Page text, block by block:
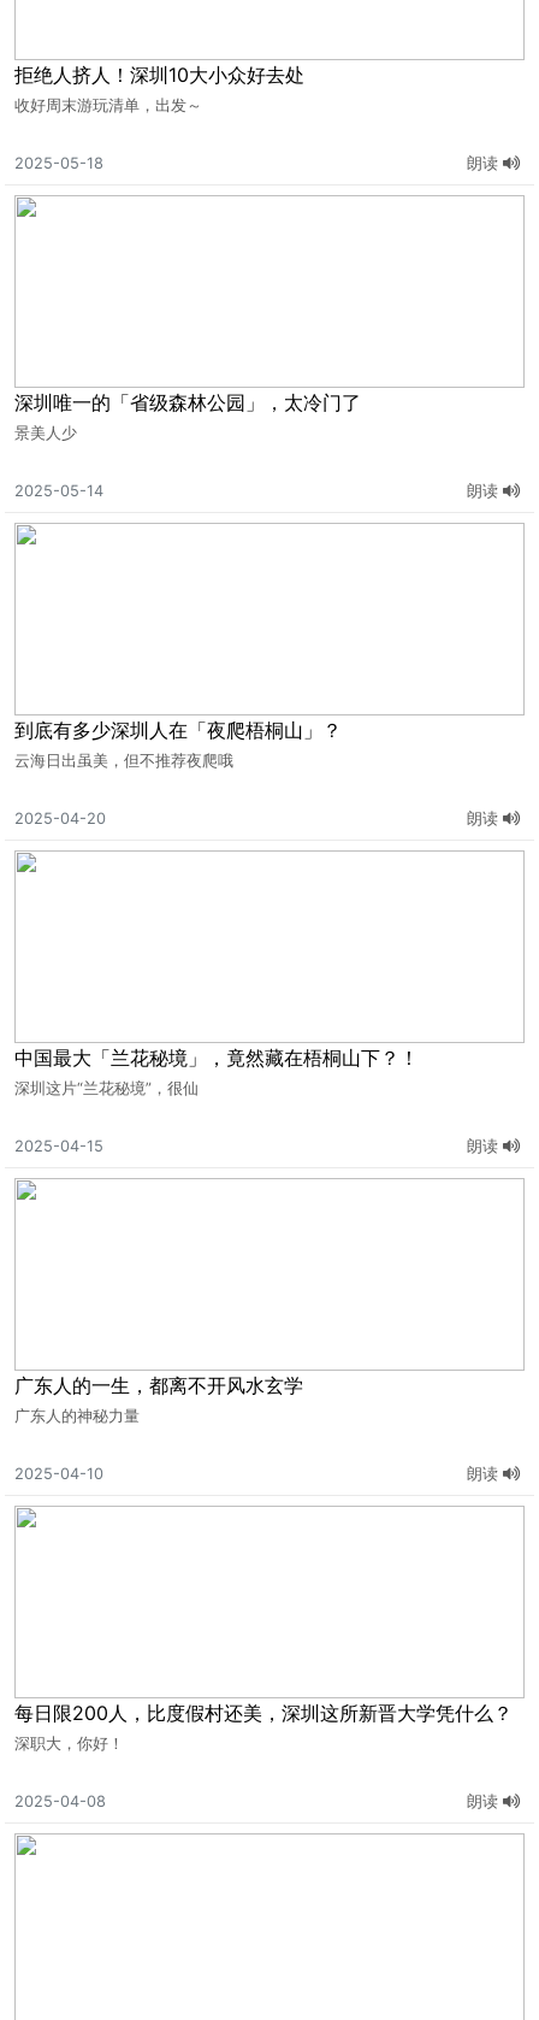
拒绝人挤人！深圳10大小众好去处
收好周末游玩清单，出发～
2025-05-18 朗读
深圳唯一的「省级森林公园」，太冷门了
景美人少
2025-05-14 朗读
到底有多少深圳人在「夜爬梧桐山」？
云海日出虽美，但不推荐夜爬哦
2025-04-20 朗读
中国最大「兰花秘境」，竟然藏在梧桐山下？！
深圳这片“兰花秘境”，很仙
2025-04-15 朗读
广东人的一生，都离不开风水玄学
广东人的神秘力量
2025-04-10 朗读
每日限200人，比度假村还美，深圳这所新晋大学凭什么？
深职大，你好！
2025-04-08 朗读